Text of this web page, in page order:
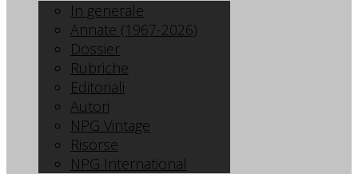
In generale
Annate (1967-2026)
Dossier
Rubriche
Editoriali
Autori
NPG Vintage
Risorse
NPG International